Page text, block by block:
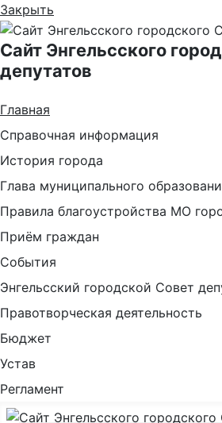
Закрыть
Сайт Энгельсского
депутатов
Главная
Справочная информация
История города
Глава муниципального
Правила благоустройства МО
Приём граждан
События
Энгельсский городской Совет
Правотворческая деятельность
Бюджет
Устав
Регламент